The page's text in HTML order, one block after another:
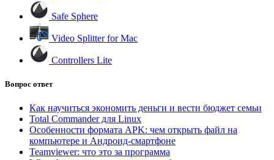
Safe Sphere
Video Splitter for Mac
Controllers Lite
Вопрос ответ
Как научиться экономить деньги и вести бюджет семьи
Total Commander для Linux
Особенности формата APK: чем открыть файл на
компьютере и Андроид-смартфоне
Teamviewer: что это за программа